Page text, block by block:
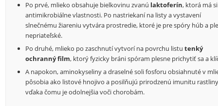
Po prvé, mlieko obsahuje bielkovinu zvanú laktoferín, ktorá má
antimikrobiálne vlastnosti. Po nastriekaní na listy a vystavení
slnečnému žiareniu vytvára prostredie, ktoré je pre spóry húb a
nepriateľské.
Po druhé, mlieko po zaschnutí vytvorí na povrchu listutenký
ochranný film, ktorý fyzicky bráni spóram plesne prichytiť sa a
A napokon, aminokyseliny a draselné soli fosforu obsiahnuté v
pôsobia ako listové hnojivo a posilňujú prirodzenú imunitu
vďaka čomu je odolnejšia voči chorobám.